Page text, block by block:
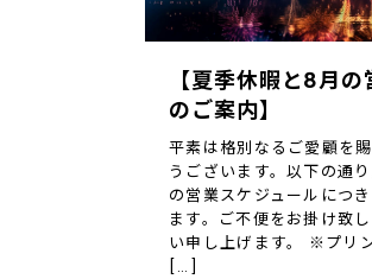
【夏季休暇と8月
のご案内】
平素は格別なるご愛顧を
うございます。以下の通
の営業スケジュールにつ
ます。ご不便をお掛け致
い申し上げます。 ※プリ
[…]